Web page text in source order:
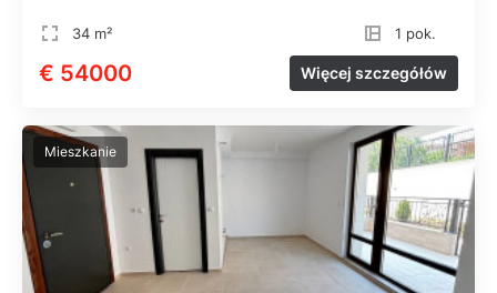
34 m² 1 pok.
€ 54000 Więcej szczegółów
Mieszkanie